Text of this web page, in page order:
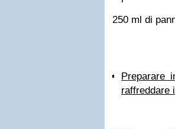
250 ml di
Preparare
raffreddare